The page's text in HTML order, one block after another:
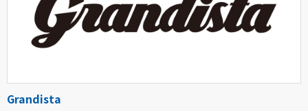
Grandista